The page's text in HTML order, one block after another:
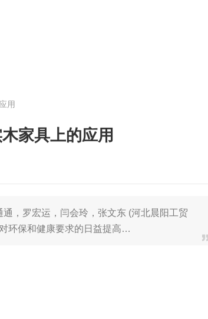
用
家具上的应用
，罗宏运，闫会玲，张文东 (河北晨阳工贸
保和健康要求的日益提高…